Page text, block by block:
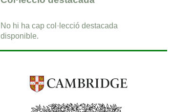
No hi ha cap col·lecció destacada
disponible.